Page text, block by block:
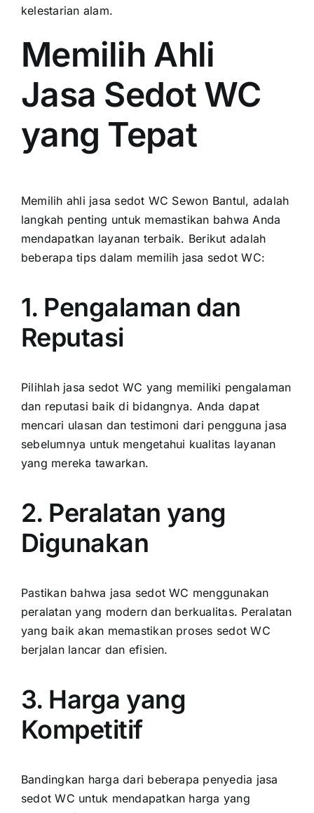
kelestarian alam.
Memilih Ahli
Jasa Sedot WC
yang Tepat
Memilih ahli jasa sedot WC Sewon Bantul, adalah
langkah penting untuk memastikan bahwa Anda
mendapatkan layanan terbaik. Berikut adalah
beberapa tips dalam memilih jasa sedot WC:
1. Pengalaman dan
Reputasi
Pilihlah jasa sedot WC yang memiliki pengalaman
dan reputasi baik di bidangnya. Anda dapat
mencari ulasan dan testimoni dari pengguna jasa
sebelumnya untuk mengetahui kualitas layanan
yang mereka tawarkan.
2. Peralatan yang
Digunakan
Pastikan bahwa jasa sedot WC menggunakan
peralatan yang modern dan berkualitas. Peralatan
yang baik akan memastikan proses sedot WC
berjalan lancar dan efisien.
3. Harga yang
Kompetitif
Bandingkan harga dari beberapa penyedia jasa
sedot WC untuk mendapatkan harga yang